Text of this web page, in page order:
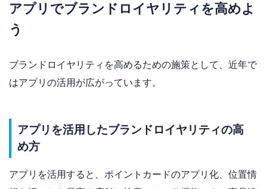
アプリでブランドロイヤリティを高めよ
う
ブランドロイヤリティを高めるための施策として、近年で
はアプリの活用が広がっています。
アプリを活用したブランドロイヤリティの高
め方
アプリを活用すると、ポイントカードのアプリ化、位置情